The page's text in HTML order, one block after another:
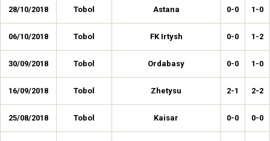
28/10/2018 Tobol Astana 0-0 1-0
06/10/2018 Tobol FK Irtysh 0-0 1-2
30/09/2018 Tobol Ordabasy 0-0 1-0
16/09/2018 Tobol Zhetysu 2-1 2-2
25/08/2018 Tobol Kaisar 0-0 0-0